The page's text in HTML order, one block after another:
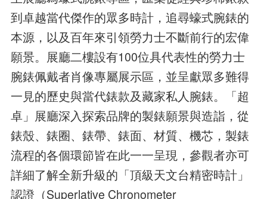
到卓越當代傑作的眾多時計，追尋蠔式腕錶的
本源，以及百年來引領勞力士不斷前行的宏偉
願景。展廳二樓設有100位具代表性的勞力士
腕錶佩戴者肖像專屬展示區，並呈獻眾多難得
一見的歷史與當代錶款及藏家私人腕錶。「超
卓」展廳深入探索品牌的製錶願景與造詣，從
錶殼、錶圈、錶帶、錶面、材質、機芯，製錶
流程的各個環節皆在此一一呈現，參觀者亦可
詳細了解全新升級的「頂級天文台精密時計」
認證（Superlative Chronometer